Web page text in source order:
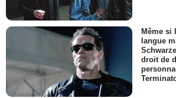
Même si
langue
droit de